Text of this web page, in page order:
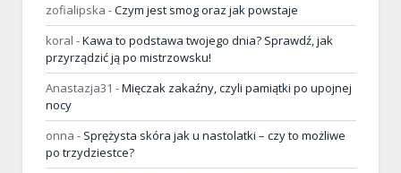
zofialipska -Czym jest smog oraz jak powstaje
koral -Kawa to podstawa twojego dnia? Sprawdź, jak
przyrządzić ją po mistrzowsku!
Anastazja31 -Mięczak zakaźny, czyli pamiątki po upojnej
nocy
onna - Sprężysta skóra jak u nastolatki – czy to możliwe
po trzydziestce?